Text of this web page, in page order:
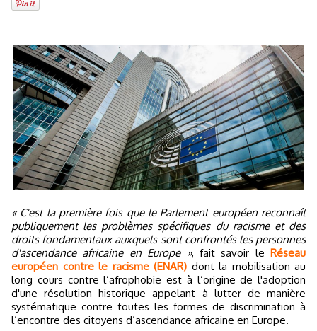
« C'est la première fois que le Parlement européen reconnaît
publiquement les problèmes spécifiques du racisme et des
droits fondamentaux auxquels sont confrontés les personnes
d'ascendance africaine en Europe », fait savoir le Réseau
européen contre le racisme (ENAR) dont la mobilisation au
long cours contre l’afrophobie est à l’origine de l'adoption
d'une résolution historique appelant à lutter de manière
systématique contre toutes les formes de discrimination à
l’encontre des citoyens d’ascendance africaine en Europe.